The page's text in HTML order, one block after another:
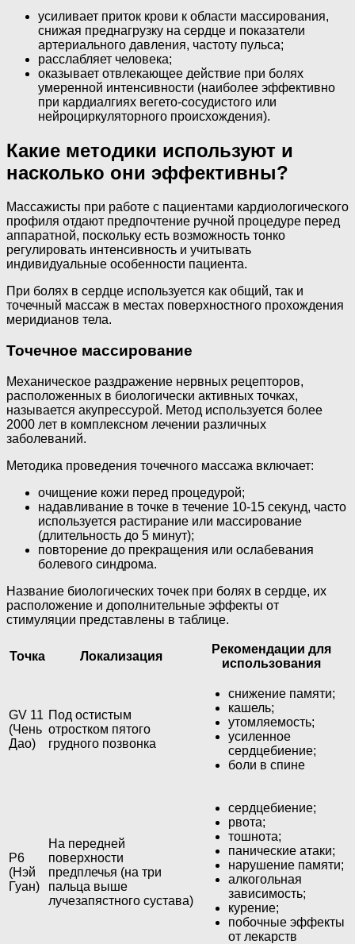
усиливает приток крови к области массирования,
снижая преднагрузку на сердце и показатели
артериального давления, частоту пульса;
расслабляет человека;
оказывает отвлекающее действие при болях
умеренной интенсивности (наиболее эффективно
при кардиалгиях вегето-сосудистого или
нейроциркуляторного происхождения).
Какие методики используют и
насколько они эффективны?
Массажисты при работе с пациентами кардиологического
профиля отдают предпочтение ручной процедуре перед
аппаратной, поскольку есть возможность тонко
регулировать интенсивность и учитывать
индивидуальные особенности пациента.
При болях в сердце используется как общий, так и
точечный массаж в местах поверхностного прохождения
меридианов тела.
Точечное массирование
Механическое раздражение нервных рецепторов,
расположенных в биологически активных точках,
называется акупрессурой. Метод используется более
2000 лет в комплексном лечении различных
заболеваний.
Методика проведения точечного массажа включает:
очищение кожи перед процедурой;
надавливание в точке в течение 10-15 секунд, часто
используется растирание или массирование
(длительность до 5 минут);
повторение до прекращения или ослабевания
болевого синдрома.
Название биологических точек при болях в сердце, их
расположение и дополнительные эффекты от
стимуляции представлены в таблице.
Точка Локализация
Рекомендации для
использования
GV 11
(Чень
Дао)
Под остистым
отростком пятого
грудного позвонка
снижение памяти;
кашель;
утомляемость;
усиленное
сердцебиение;
боли в спине
P6
(Нэй
Гуан)
На передней
поверхности
предплечья (на три
пальца выше
лучезапястного сустава)
сердцебиение;
рвота;
тошнота;
панические атаки;
нарушение памяти;
алкогольная
зависимость;
курение;
побочные эффекты
от лекарств